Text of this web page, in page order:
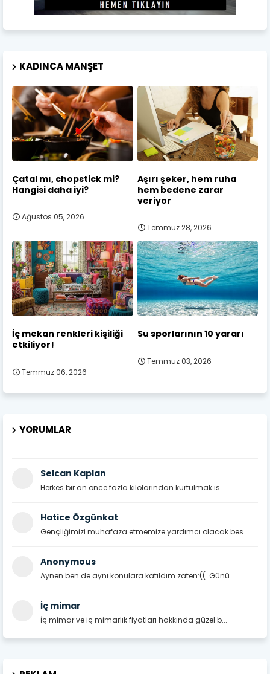
KADINCA MANŞET
Çatal mı, chopstick mi?
Hangisi daha iyi?
Ağustos 05, 2026
Aşırı şeker, hem ruha
hem bedene zarar
veriyor
Temmuz 28, 2026
İç mekan renkleri kişiliği
etkiliyor!
Temmuz 06, 2026
Su sporlarının 10 yararı
Temmuz 03, 2026
YORUMLAR
Selcan Kaplan
Herkes bir an önce fazla kilolarından kurtulmak is...
Hatice Özgünkat
Gençliğimizi muhafaza etmemize yardımcı olacak bes...
Anonymous
Aynen ben de aynı konulara katıldım zaten:((. Günü...
İç mimar
İç mimar ve iç mimarlık fiyatları hakkında güzel b...